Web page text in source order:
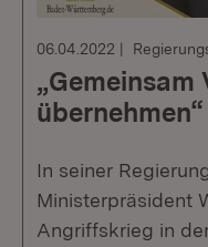
06.04.2022
übernehmen“
In seiner
Ministerpräsident
Angriffskrieg in